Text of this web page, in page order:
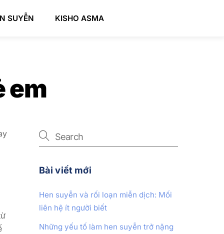
SUYỄN KISHO ASMA
em
Bài viết mới
Hen suyễn và rối loạn miễn dịch: Mối
liên hệ ít người biết
Những yếu tố làm hen suyễn trở nặng